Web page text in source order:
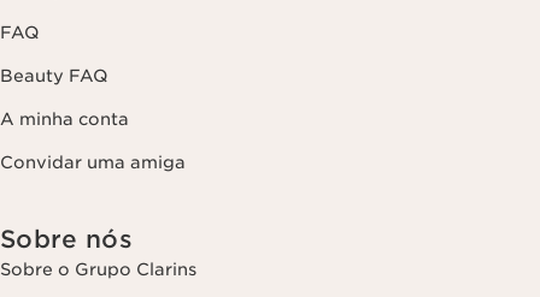
FAQ
Beauty FAQ
A minha conta
Convidar uma amiga
Sobre nós
Sobre o Grupo Clarins